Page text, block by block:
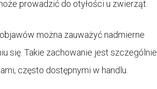
prowadzić do otyłości u zwierząt.
można zauważyć nadmierne
się. Takie zachowanie jest szczególnie
często dostępnymi w handlu.